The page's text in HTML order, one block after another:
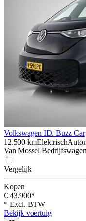
Volkswagen ID. Buzz
12.500 kmElektrisch
Van Mossel
Vergelijk
Kopen
€ 43.900*
* Excl. BTW
Bekijk voertuig